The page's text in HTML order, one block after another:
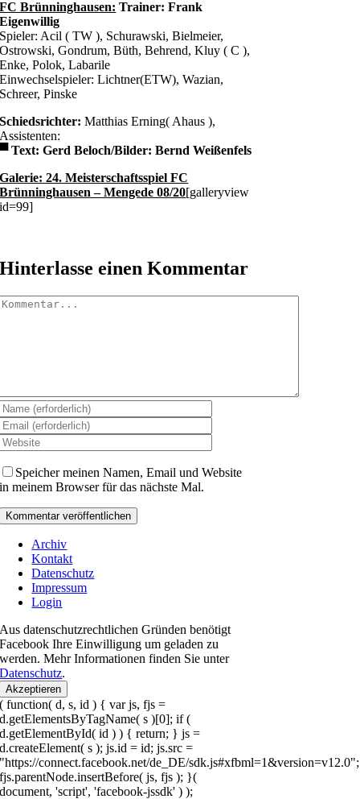
FC Brünninghausen: Trainer: Frank
Eigenwillig
Spieler: Acil ( TW ), Schurawski, Bielmeier,
Ostrowski, Gondrum, Büth, Behrend, Kluy ( C ),
Enke, Polok, Labarile
Einwechselspieler: Lichtner(ETW), Wazian,
Schreer, Pinske
Schiedsrichter:Matthias Erning( Ahaus ),
Assistenten:
▀ Text: Gerd Beloch/Bilder: Bernd Weißenfels
Galerie: 24. Meisterschaftsspiel FC
Brünninghausen – Mengede 08/20[galleryview
id=99]
Hinterlasse einen Kommentar
Speicher meinen Namen, Email und Website
in meinem Browser für das nächste Mal.
Archiv
Kontakt
Datenschutz
Impressum
Login
Aus datenschutzrechtlichen Gründen benötigt
Facebook Ihre Einwilligung um geladen zu
werden. Mehr Informationen finden Sie unter
Datenschutz.
Akzeptieren
( function( d, s, id ) { var js, fjs =
d.getElementsByTagName( s )[0]; if (
d.getElementById( id ) ) { return; } js =
d.createElement( s ); js.id = id; js.src =
"https://connect.facebook.net/de_DE/sdk.js#xfbml=1&version=v12.0";
fjs.parentNode.insertBefore( js, fjs ); }(
document, 'script', 'facebook-jssdk' ) );